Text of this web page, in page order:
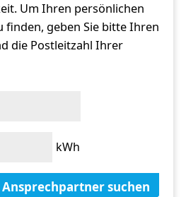
Um Ihren persönlichen
finden, geben Sie bitte Ihren
die Postleitzahl Ihrer
kWh
Ansprechpartner suchen